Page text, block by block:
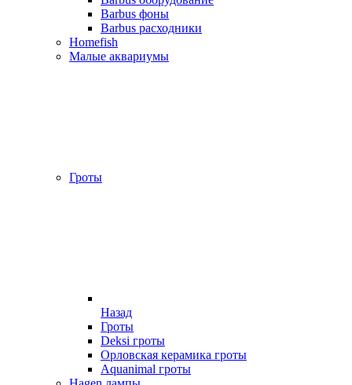
Barbus фоны
Barbus расходники
Homefish
Малые аквариумы
Гроты
Назад
Гроты
Deksi гроты
Орловская керамика гроты
Aquanimal гроты